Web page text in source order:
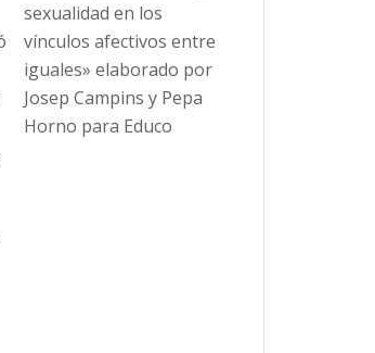
sexualidad en los
vínculos afectivos entre
iguales» elaborado por
Josep Campins y Pepa
Horno para Educo